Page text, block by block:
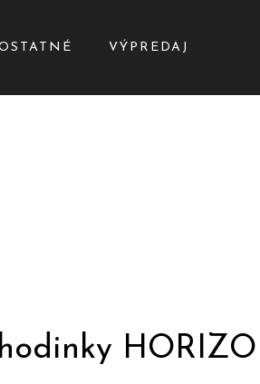
VÝPREDAJ